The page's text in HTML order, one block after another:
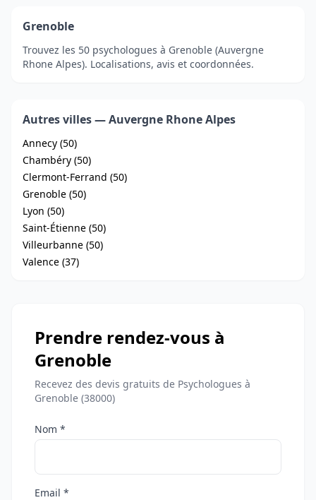
Grenoble
Trouvez les 50 psychologues à Grenoble (Auvergne
Rhone Alpes). Localisations, avis et coordonnées.
Autres villes — Auvergne Rhone Alpes
Annecy (50)
Chambéry (50)
Clermont-Ferrand (50)
Grenoble (50)
Lyon (50)
Saint-Étienne (50)
Villeurbanne (50)
Valence (37)
Prendre rendez-vous à
Grenoble
Recevez des devis gratuits de Psychologues à
Grenoble (38000)
Nom *
Email *